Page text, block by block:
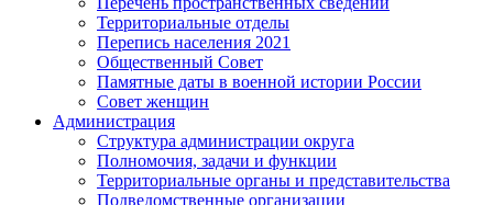
Территориальные отделы
Перепись населения 2021
Общественный Совет
Памятные даты в военной истории России
Совет женщин
Администрация
Структура администрации округа
Полномочия, задачи и функции
Территориальные органы и представительства
Подведомственные организации